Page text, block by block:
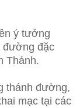
ý tưởng
đường đặc
Thánh.
thánh đường,
mạc tại các